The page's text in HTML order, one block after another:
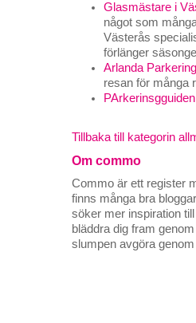
Glasmästare i
något som
Västerås
förlänger
Arlanda Parkering
resan för många
PArkerinsgguiden
Tillbaka till kategorin
Om commo
Commo är ett register
finns många bra
söker mer inspiration
bläddra dig fram
slumpen avgöra